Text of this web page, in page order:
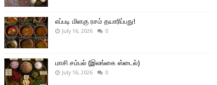
எப்படி மிளகு ரசம் தயாரிப்பது!
July 16, 2026 0
மாசி சம்பல் (இலங்கை ஸ்டைல்)
July 16, 2026 0